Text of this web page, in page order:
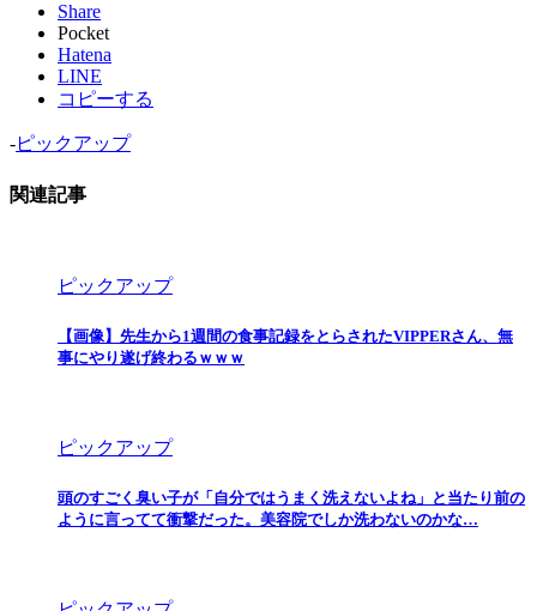
Share
Pocket
Hatena
LINE
コピーする
-ピックアップ
関連記事
ピックアップ
【画像】先生から1週間の食事記録をとらされたVIPPERさん、無
事にやり遂げ終わるｗｗｗ
ピックアップ
頭のすごく臭い子が「自分ではうまく洗えないよね」と当たり前の
ように言ってて衝撃だった。美容院でしか洗わないのかな…